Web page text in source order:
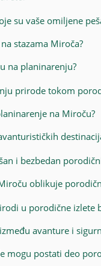
su vaše omiljene
stazama Miroča?
na planinarenju?
prirode tokom
na Miroču?
i bezbedan
oblikuje
u porodične izlete
avanture i
mogu postati deo